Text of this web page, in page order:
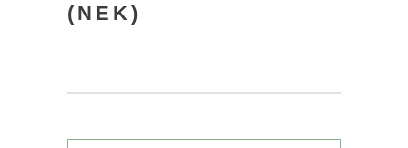
(NEK)